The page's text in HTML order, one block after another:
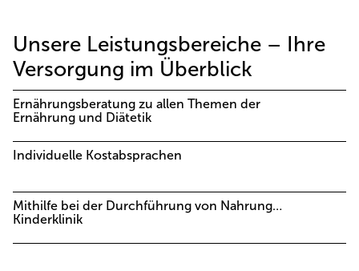
Unsere Leistungsbereiche – Ihre
Versorgung im Überblick
Ernährungsberatung zu allen Themen der
Ernährung und Diätetik
Individuelle Kostabsprachen
Mithilfe bei der Durchführung von Nahrungsmittelprovokationen in der
Kinderklinik